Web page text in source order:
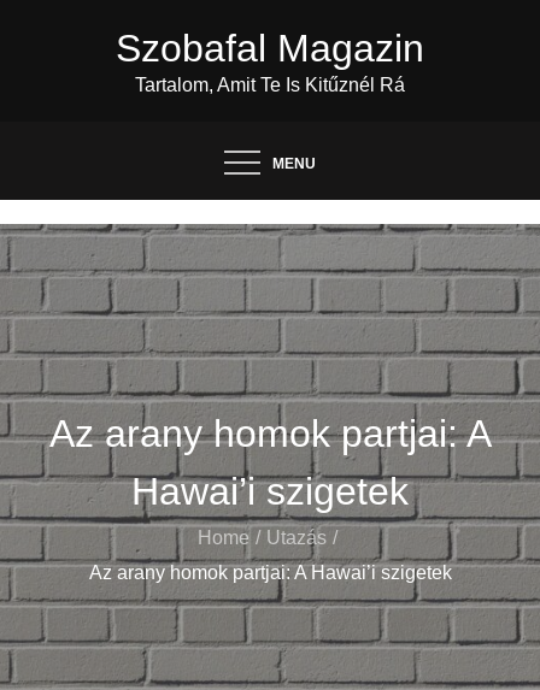
Szobafal Magazin
Tartalom, Amit Te Is Kitűznél Rá
MENU
Az arany homok partjai: A
Hawai’i szigetek
Home
Utazás
Az arany homok partjai: A Hawai’i szigetek